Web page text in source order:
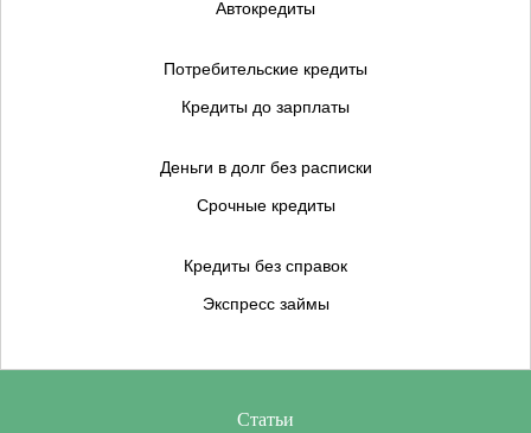
Автокредиты
Потребительские кредиты
Кредиты до зарплаты
Деньги в долг без расписки
Срочные кредиты
Кредиты без справок
Экспресс займы
Статьи